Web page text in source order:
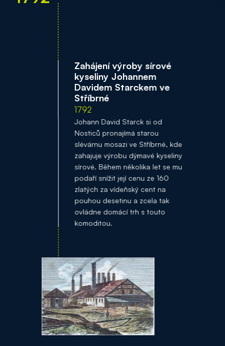
Zahájení výroby sírové
kyseliny Johannem
Davidem Starckem ve
Stříbrné
1792
Johann David Starck si od
Nosticů pronajímá starou
slévárnu mosazi ve Stříbrné, kde
zahajuje výrobu dýmavé kyseliny
sírové. Během několika let se mu
podaří snížit její cenu ze 160
zlatých za vídeňský cent na
pouhou desetinu a zcela tak
ovládne domácí trh s touto
komoditou.